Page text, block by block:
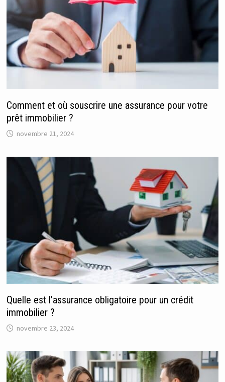
Comment et où souscrire une assurance pour votre
prêt immobilier ?
novembre 21, 2024
Quelle est l’assurance obligatoire pour un crédit
immobilier ?
novembre 23, 2024